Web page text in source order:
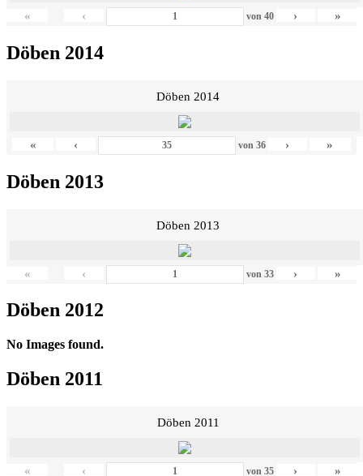
« ‹ von 40 › »
Döben 2014
Döben 2014
« ‹ von 36 › »
Döben 2013
Döben 2013
« ‹ von 33 › »
Döben 2012
No Images found.
Döben 2011
Döben 2011
« ‹ von 35 › »